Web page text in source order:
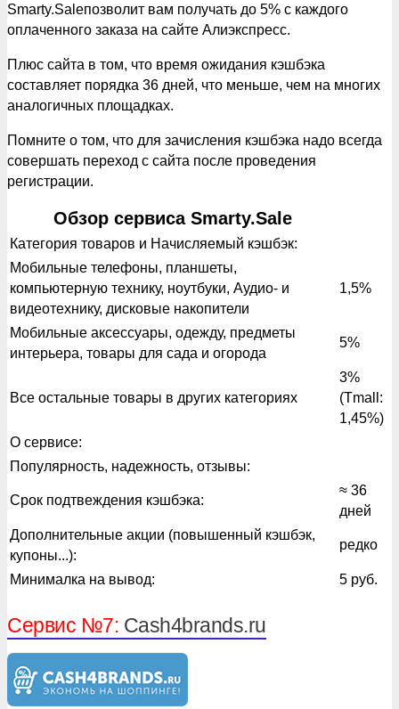
Smarty.Saleпозволит вам получать до 5% с каждого
оплаченного заказа на сайте Алиэкспресс.
Плюс сайта в том, что время ожидания кэшбэка
составляет порядка 36 дней, что меньше, чем на многих
аналогичных площадках.
Помните о том, что для зачисления кэшбэка надо всегда
совершать переход с сайта после проведения
регистрации.
Обзор сервиса Smarty.Sale
Категория товаров и Начисляемый кэшбэк:
Мобильные телефоны, планшеты,
компьютерную технику, ноутбуки, Аудио- и
видеотехнику, дисковые накопители
1,5%
Мобильные аксессуары, одежду, предметы
интерьера, товары для сада и огорода
5%
Все остальные товары в других категориях
3%
(Tmall:
1,45%)
О сервисе:
Популярность, надежность, отзывы:
Срок подтвеждения кэшбэка:
≈ 36
дней
Дополнительные акции (повышенный кэшбэк,
купоны...):
редко
Минималка на вывод: 5 руб.
Сервис №7: Cash4brands.ru